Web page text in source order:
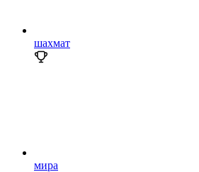
шахмат
мира